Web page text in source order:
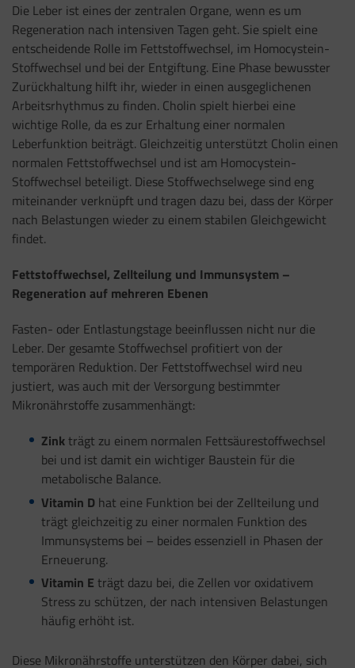
Die Leber ist eines der zentralen Organe, wenn es um
Regeneration nach intensiven Tagen geht. Sie spielt eine
entscheidende Rolle im Fettstoffwechsel, im Homocystein-
Stoffwechsel und bei der Entgiftung. Eine Phase bewusster
Zurückhaltung hilft ihr, wieder in einen ausgeglichenen
Arbeitsrhythmus zu finden. Cholin spielt hierbei eine
wichtige Rolle, da es zur Erhaltung einer normalen
Leberfunktion beiträgt. Gleichzeitig unterstützt Cholin einen
normalen Fettstoffwechsel und ist am Homocystein-
Stoffwechsel beteiligt. Diese Stoffwechselwege sind eng
miteinander verknüpft und tragen dazu bei, dass der Körper
nach Belastungen wieder zu einem stabilen Gleichgewicht
findet.
Fettstoffwechsel, Zellteilung und Immunsystem –
Regeneration auf mehreren Ebenen
Fasten- oder Entlastungstage beeinflussen nicht nur die
Leber. Der gesamte Stoffwechsel profitiert von der
temporären Reduktion. Der Fettstoffwechsel wird neu
justiert, was auch mit der Versorgung bestimmter
Mikronährstoffe zusammenhängt:
Zinkträgt zu einem normalen Fettsäurestoffwechsel
bei und ist damit ein wichtiger Baustein für die
metabolische Balance.
Vitamin Dhat eine Funktion bei der Zellteilung und
trägt gleichzeitig zu einer normalen Funktion des
Immunsystems bei – beides essenziell in Phasen der
Erneuerung.
Vitamin E trägt dazu bei, die Zellen vor oxidativem
Stress zu schützen, der nach intensiven Belastungen
häufig erhöht ist.
Diese Mikronährstoffe unterstützen den Körper dabei, sich